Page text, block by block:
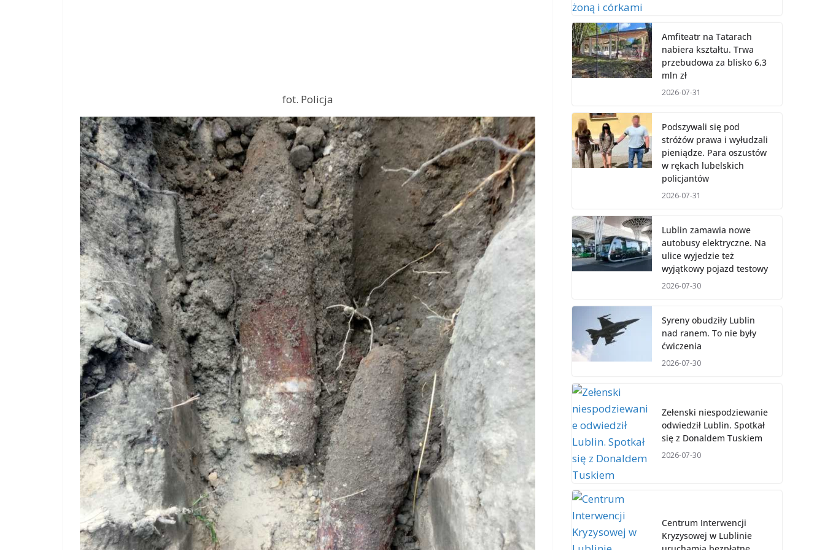
fot. Policja
Amfiteatr na Tatarach
nabiera kształtu. Trwa
przebudowa za blisko 6,3
mln zł
2026-07-31
Podszywali się pod
stróżów prawa i wyłudzali
pieniądze. Para oszustów
w rękach lubelskich
policjantów
2026-07-31
Lublin zamawia nowe
autobusy elektryczne. Na
ulice wyjedzie też
wyjątkowy pojazd testowy
2026-07-30
Syreny obudziły Lublin
nad ranem. To nie były
ćwiczenia
2026-07-30
Zełenski niespodziewanie
odwiedził Lublin. Spotkał
się z Donaldem Tuskiem
2026-07-30
Centrum Interwencji
Kryzysowej w Lublinie